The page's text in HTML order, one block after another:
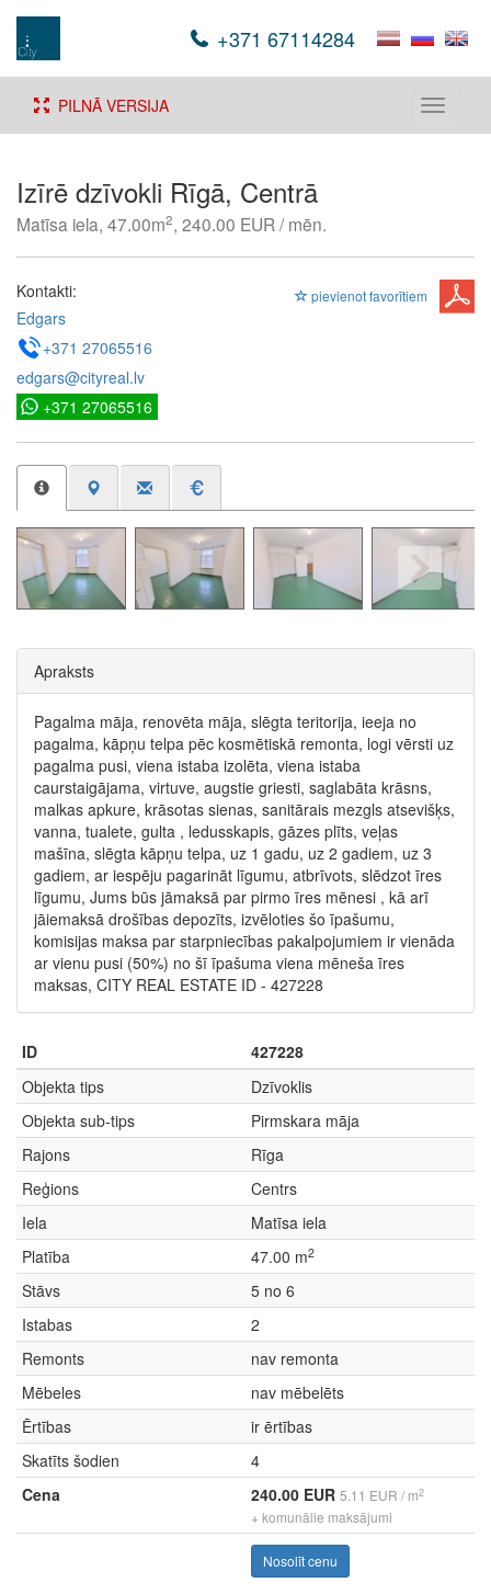
+371 67114284
Toggle
PILNĀ VERSIJA
Izīrē dzīvokli Rīgā, Centrā
Matīsa iela, 47.00m2, 240.00 EUR / mēn.
pievienot favorītiem
Kontakti:
Edgars
+371 27065516
edgars@cityreal.lv
+371 27065516
Apraksts
Pagalma māja, renovēta māja, slēgta teritorija, ieeja no
pagalma, kāpņu telpa pēc kosmētiskā remonta, logi vērsti uz
pagalma pusi, viena istaba izolēta, viena istaba
caurstaigājama, virtuve, augstie griesti, saglabāta krāsns,
malkas apkure, krāsotas sienas, sanitārais mezgls atsevišķs,
vanna, tualete, gulta , ledusskapis, gāzes plīts, veļas
mašīna, slēgta kāpņu telpa, uz 1 gadu, uz 2 gadiem, uz 3
gadiem, ar iespēju pagarināt līgumu, atbrīvots, slēdzot īres
līgumu, Jums būs jāmaksā par pirmo īres mēnesi , kā arī
jāiemaksā drošības depozīts, izvēloties šo īpašumu,
komisijas maksa par starpniecības pakalpojumiem ir vienāda
ar vienu pusi (50%) no šī īpašuma viena mēneša īres
maksas, CITY REAL ESTATE ID - 427228
ID
427228
Objekta tips
Dzīvoklis
Objekta sub-tips
Pirmskara māja
Rajons
Rīga
Reģions
Centrs
Iela
Matīsa iela
Platība
47.00 m2
Stāvs
5 no 6
Istabas
2
Remonts
nav remonta
Mēbeles
nav mēbelēts
Ērtības
ir ērtības
Skatīts šodien
4
Cena
240.00 EUR 5.11 EUR / m2
+ komunālie maksājumi
Nosolīt cenu